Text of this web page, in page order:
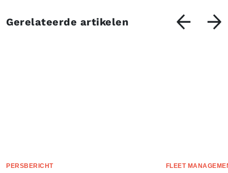
Gerelateerde artikelen
PERSBERICHT FLEET